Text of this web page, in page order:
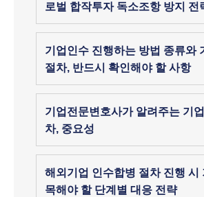
로벌 합작투자 독소조항 방지 전
기업인수 진행하는 방법 종류와
절차, 반드시 확인해야 할 사항
기업전문변호사가 알려주는 기
차, 중요성
해외기업 인수합병 절차 진행 시
목해야 할 단계별 대응 전략